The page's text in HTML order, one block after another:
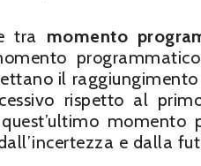
tra momento
il
rispetto al
momento
e dalla